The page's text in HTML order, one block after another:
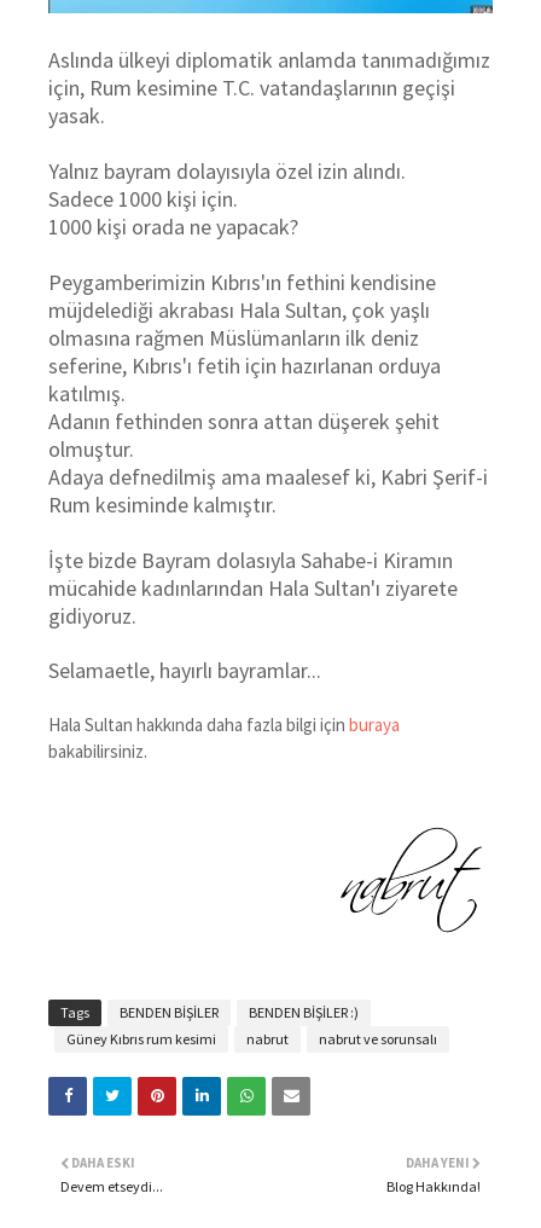
Aslında ülkeyi diplomatik anlamda tanımadığımız
için, Rum kesimine T.C. vatandaşlarının geçişi
yasak.
Yalnız bayram dolayısıyla özel izin alındı.
Sadece 1000 kişi için.
1000 kişi orada ne yapacak?
Peygamberimizin Kıbrıs'ın fethini kendisine
müjdelediği akrabası Hala Sultan, çok yaşlı
olmasına rağmen Müslümanların ilk deniz
seferine, Kıbrıs'ı fetih için hazırlanan orduya
katılmış.
Adanın fethinden sonra attan düşerek şehit
olmuştur.
Adaya defnedilmiş ama maalesef ki, Kabri Şerif-i
Rum kesiminde kalmıştır.
İşte bizde Bayram dolasıyla Sahabe-i Kiramın
mücahide kadınlarından Hala Sultan'ı ziyarete
gidiyoruz.
Selamaetle, hayırlı bayramlar...
Hala Sultan hakkında daha fazla bilgi için buraya
bakabilirsiniz.
Tags BENDEN BİŞİLER
BENDEN BİŞİLER :)
Güney Kıbrıs rum kesimi
nabrut nabrut ve sorunsalı
DAHA YENI
Blog Hakkında!
DAHA ESKI
Devem etseydi...